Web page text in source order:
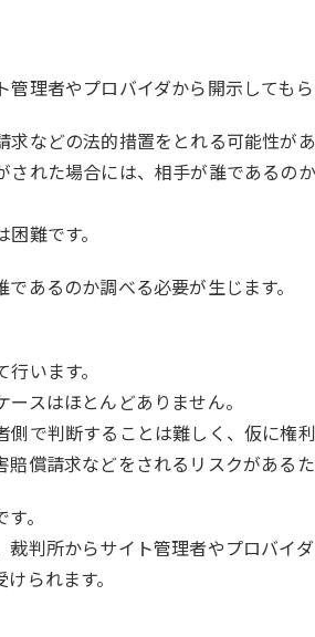
理者やプロバイダから開示しても
などの法的措置をとれる可能性が
れた場合には、相手が誰であるの
難です。
あるのか調べる必要が生じます。
います。
スはほとんどありません。
で判断することは難しく、仮に権
償請求などをされるリスクがある
。
判所からサイト管理者やプロバイ
られます。